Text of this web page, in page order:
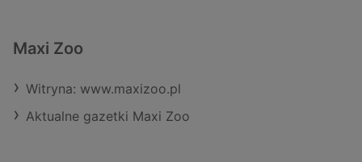
Maxi Zoo
Witryna: www.maxizoo.pl
Aktualne gazetki Maxi Zoo